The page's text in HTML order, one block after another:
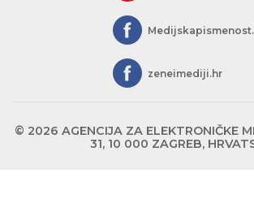
zeneimediji.hr
© 2026 AGENCIJA ZA ELEKTRONIČKE
31, 10 000 ZAGREB,